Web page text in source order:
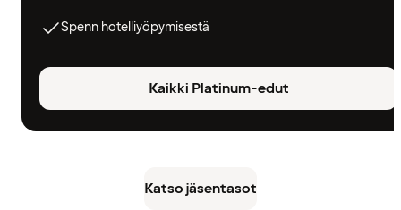
Spenn hotelliyöpymisestä
Kaikki Platinum-edut
Katso jäsentasot